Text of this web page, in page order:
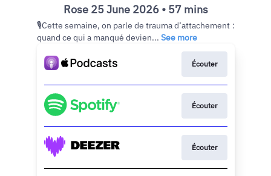
Persiaux
Rose 25 June 2026 • 57 mins
🎙Cette semaine, on parle de trauma d’attachement :
quand ce qui a manqué devien... See more
Écouter
Écouter
Écouter